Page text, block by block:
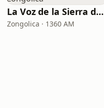
La Voz de la Sierra de Zongolica
Zongolica · 1360 AM